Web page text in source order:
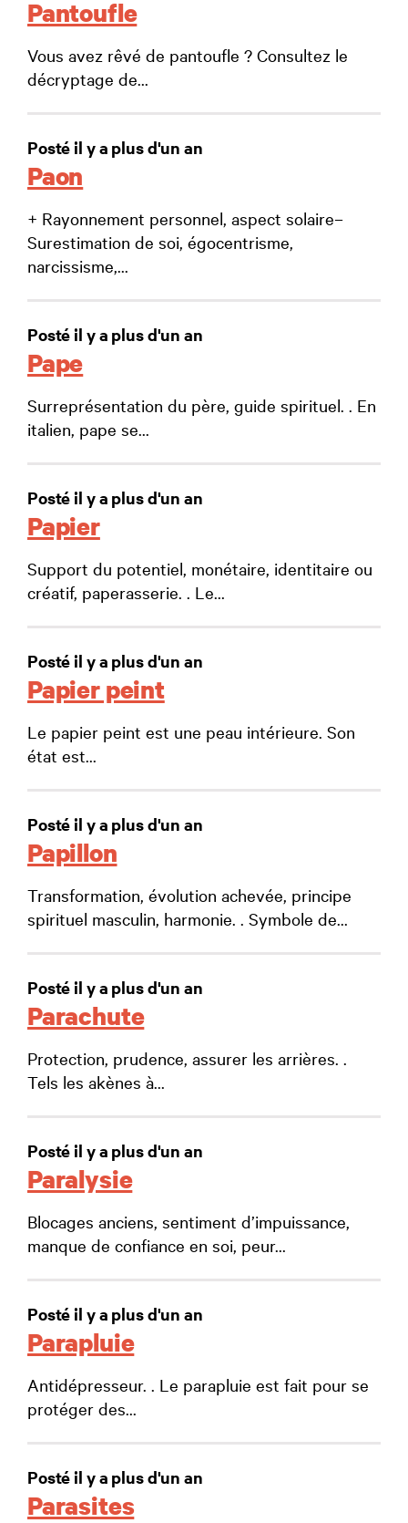
Pantoufle
Vous avez rêvé de pantoufle ? Consultez le
décryptage de...
Posté il y a plus d'un an
Paon
+ Rayonnement personnel, aspect solaire–
Surestimation de soi, égocentrisme,
narcissisme,...
Posté il y a plus d'un an
Pape
Surreprésentation du père, guide spirituel. . En
italien, pape se...
Posté il y a plus d'un an
Papier
Support du potentiel, monétaire, identitaire ou
créatif, paperasserie. . Le...
Posté il y a plus d'un an
Papier peint
Le papier peint est une peau intérieure. Son
état est...
Posté il y a plus d'un an
Papillon
Transformation, évolution achevée, principe
spirituel masculin, harmonie. . Symbole de...
Posté il y a plus d'un an
Parachute
Protection, prudence, assurer les arrières. .
Tels les akènes à...
Posté il y a plus d'un an
Paralysie
Blocages anciens, sentiment d’impuissance,
manque de confiance en soi, peur...
Posté il y a plus d'un an
Parapluie
Antidépresseur. . Le parapluie est fait pour se
protéger des...
Posté il y a plus d'un an
Parasites